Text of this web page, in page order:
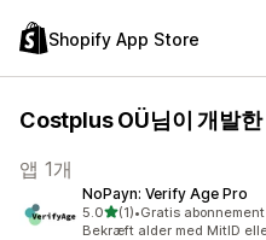
Shopify App Store
Costplus OÜ님이 개발한
앱 1개
NoPayn: Verify Age Pro
5.0별 5개 중
(1)
총 리뷰 1개
•Gratis
Bekræft alder med MitID